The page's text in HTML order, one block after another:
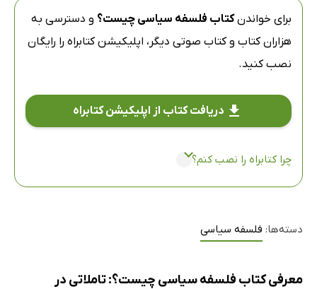
برای خواندنکتاب فلسفه سیاسی چیست؟ و دسترسی به
هزاران کتاب و کتاب صوتی دیگر، اپلیکیشن کتابراه را رایگان
نصب کنید.
دریافت کتاب از اپلیکیشن کتابراه
چرا کتابراه را نصب کنم؟
دسته‌ها: فلسفه سیاسی
معرفی کتاب فلسفه سیاسی چیست؟: تاملاتی در